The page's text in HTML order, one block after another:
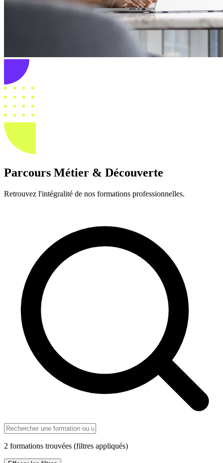
Parcours Métier & Découverte
Retrouvez l'intégralité de nos formations professionnelles.
2 formations trouvées (filtres appliqués)